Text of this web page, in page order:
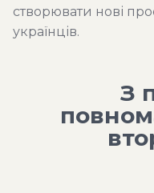
створювати нові
українців.
З